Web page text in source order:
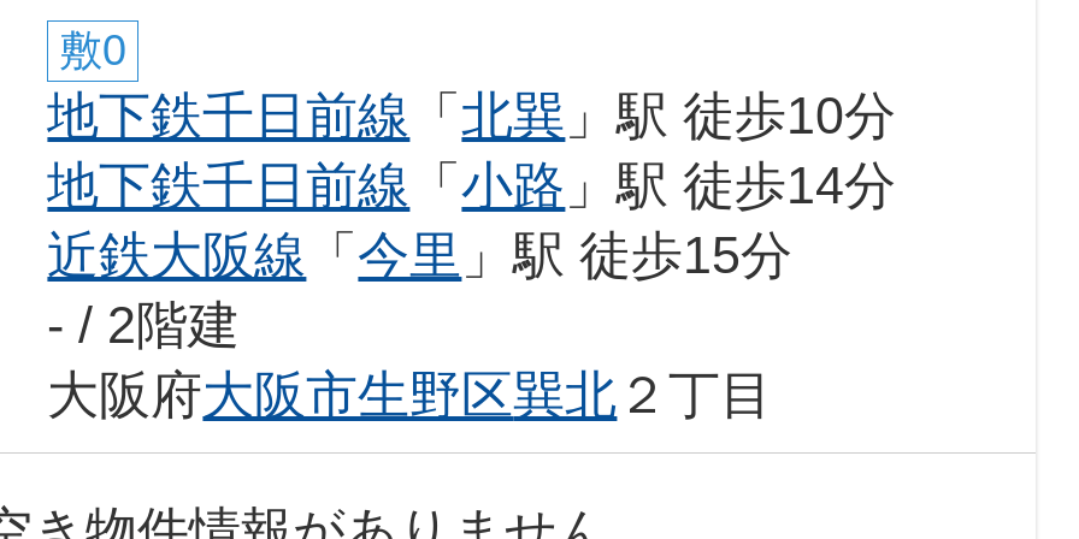
敷0
地下鉄千日前線 「北巽 」駅 徒歩10分
地下鉄千日前線 「小路 」駅 徒歩14分
近鉄大阪線 「 今里 」駅 徒歩15分
- / 2階建
大阪府大阪市生野区巽北 ２丁目